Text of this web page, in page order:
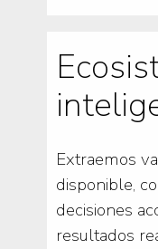
Extraemos
disponible,
decisiones
resultados